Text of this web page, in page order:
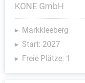
KONE GmbH
Markkleeberg
Start: 2027
Freie Plätze: 1